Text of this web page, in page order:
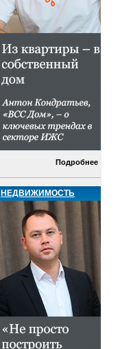
Подробнее
НЕДВИЖИМОСТЬ